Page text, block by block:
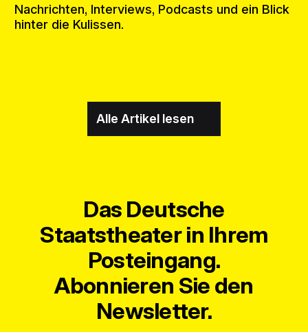
Nachrichten, Interviews, Podcasts und ein Blick
hinter die Kulissen.
Alle Artikel lesen
Das Deutsche
Staatstheater in Ihrem
Posteingang.
Abonnieren Sie den
Newsletter.